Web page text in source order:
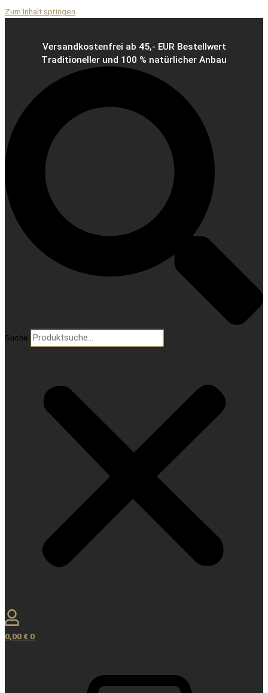
Zum Inhalt springen
Versandkostenfrei ab 45,- EUR Bestellwert
Traditioneller und 100 % natürlicher Anbau
Suche
0,00 € 0